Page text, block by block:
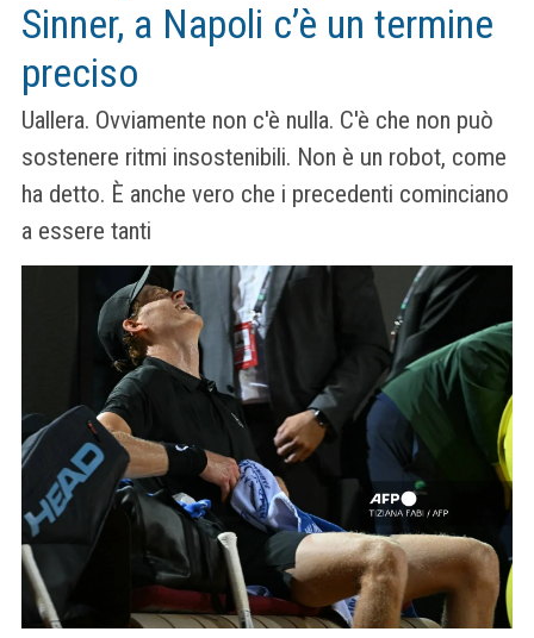
Sinner, a Napoli c’è un termine
preciso
Uallera. Ovviamente non c'è nulla. C'è che non può
sostenere ritmi insostenibili. Non è un robot, come
ha detto. È anche vero che i precedenti cominciano
a essere tanti